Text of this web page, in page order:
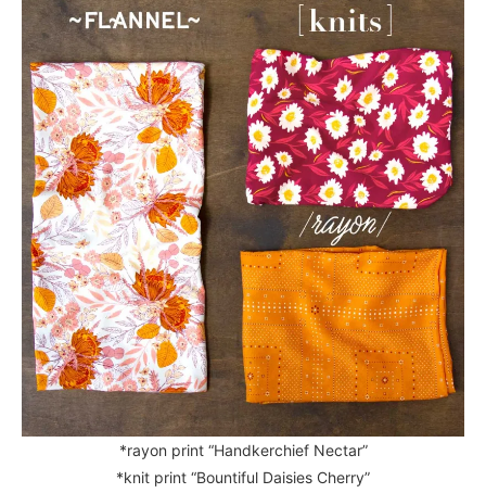
*rayon print “Handkerchief Nectar”
*knit print “Bountiful Daisies Cherry”